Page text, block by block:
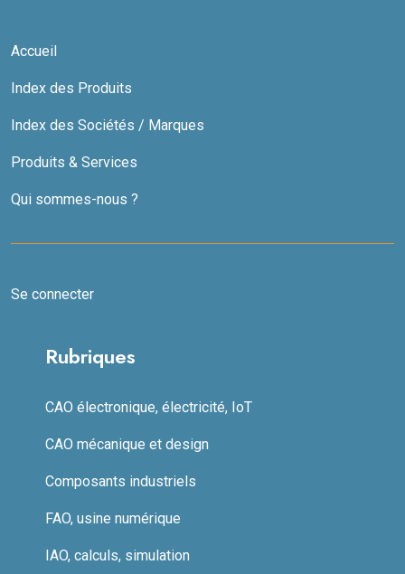
Accueil
Index des Produits
Index des Sociétés / Marques
Produits & Services
Qui sommes-nous ?
Se connecter
Rubriques
CAO électronique, électricité, IoT
CAO mécanique et design
Composants industriels
FAO, usine numérique
IAO, calculs, simulation